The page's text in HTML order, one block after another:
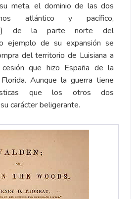
meta, el dominio de las dos
atlántico y pacífico,
de la parte norte del
ejemplo de su expansión se
del territorio de Luisiana a
que hizo España de la
Aunque la guerra tiene
que los otros dos
carácter beligerante.